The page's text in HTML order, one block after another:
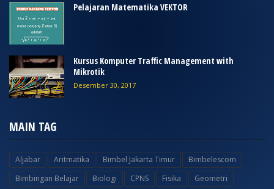
Pelajaran Matematika VEKTOR
Kursus Komputer Traffic Management with
Mikrotik
Desember 30, 2017
MAIN TAG
Aljabar Aritmatika Bimbel Jakarta Timur
Bimbelescom
Bimbingan Belajar
Biologi CPNS Fisika Geometri